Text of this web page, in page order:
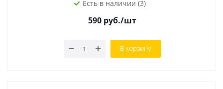
Есть в наличии (3)
590руб./шт
В корзину